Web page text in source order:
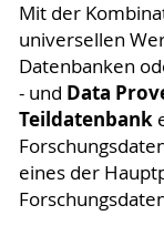
Mit der
universellen
Datenbanken
- und Data
Teildatenbank
eines der